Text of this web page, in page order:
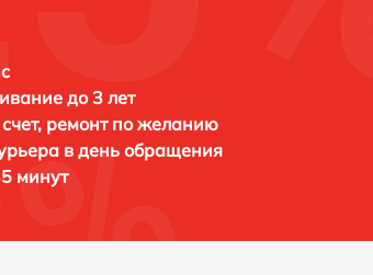
до 3 лет
ремонт по желанию
в день обращения
минут